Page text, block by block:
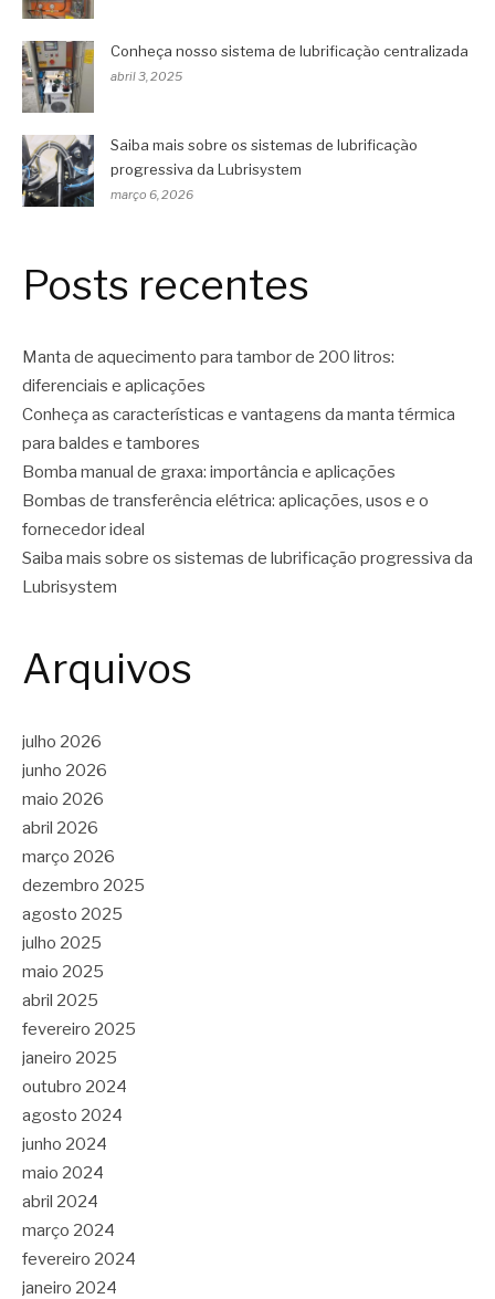
Conheça nosso sistema de lubrificação centralizada
abril 3, 2025
Saiba mais sobre os sistemas de lubrificação
progressiva da Lubrisystem
março 6, 2026
Posts recentes
Manta de aquecimento para tambor de 200 litros:
diferenciais e aplicações
Conheça as características e vantagens da manta térmica
para baldes e tambores
Bomba manual de graxa: importância e aplicações
Bombas de transferência elétrica: aplicações, usos e o
fornecedor ideal
Saiba mais sobre os sistemas de lubrificação progressiva da
Lubrisystem
Arquivos
julho 2026
junho 2026
maio 2026
abril 2026
março 2026
dezembro 2025
agosto 2025
julho 2025
maio 2025
abril 2025
fevereiro 2025
janeiro 2025
outubro 2024
agosto 2024
junho 2024
maio 2024
abril 2024
março 2024
fevereiro 2024
janeiro 2024